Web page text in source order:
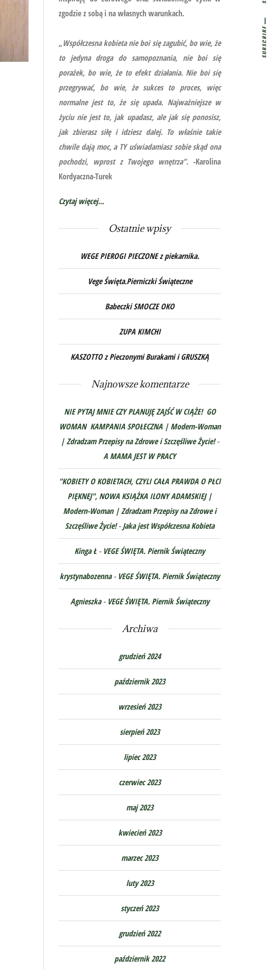
zgodzie z sobą i na własnych warunkach.
„Współczesna kobieta nie boi się zagubić, bo wie, że
to jedyna droga do samopoznania, nie boi się
porażek, bo wie, że to efekt działania. Nie boi się
przegrywać, bo wie, że sukces to proces, więc
normalne jest to, że się upada. Najważniejsze w
życiu nie jest to, jak upadasz, ale jak się ponosisz,
jak zbierasz siłę i idziesz dalej. To właśnie takie
chwile dają moc, a TY uświadamiasz sobie skąd ona
pochodzi, wprost z Twojego wnętrza”. -Karolina
Kordyaczna-Turek
Czytaj więcej...
Ostatnie wpisy
WEGE PIEROGI PIECZONE z piekarnika.
Vege Święta.Pierniczki Świąteczne
Babeczki SMOCZE OKO
ZUPA KIMCHI
KASZOTTO z Pieczonymi Burakami i GRUSZKĄ
Najnowsze komentarze
NIE PYTAJ MNIE CZY PLANUJĘ ZAJŚĆ W CIĄŻE! GO
WOMAN KAMPANIA SPOŁECZNA | Modern-Woman
| Zdradzam Przepisy na Zdrowe i Szczęśliwe Życie!-
A MAMA JEST W PRACY
"KOBIETY O KOBIETACH, CZYLI CAŁA PRAWDA O PŁCI
PIĘKNEJ", NOWA KSIĄŻKA ILONY ADAMSKIEJ |
Modern-Woman | Zdradzam Przepisy na Zdrowe i
Szczęśliwe Życie!-Jaka jest Współczesna Kobieta
Kinga Ł - VEGE ŚWIĘTA. Piernik Świąteczny
krystynabozenna- VEGE ŚWIĘTA. Piernik Świąteczny
Agnieszka- VEGE ŚWIĘTA. Piernik Świąteczny
Archiwa
grudzień 2024
październik 2023
wrzesień 2023
sierpień 2023
lipiec 2023
czerwiec 2023
maj 2023
kwiecień 2023
marzec 2023
luty 2023
styczeń 2023
grudzień 2022
październik 2022
SUBSCRIBE